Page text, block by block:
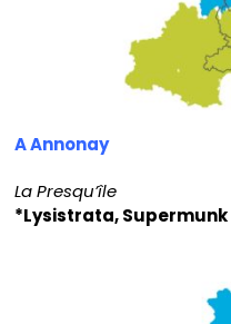
A Annonay
La Presqu’île
*Lysistrata, Supermunk